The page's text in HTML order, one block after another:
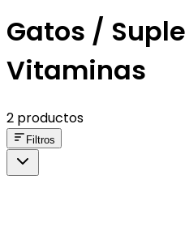
Gatos /
Vitaminas
2 productos
Filtros